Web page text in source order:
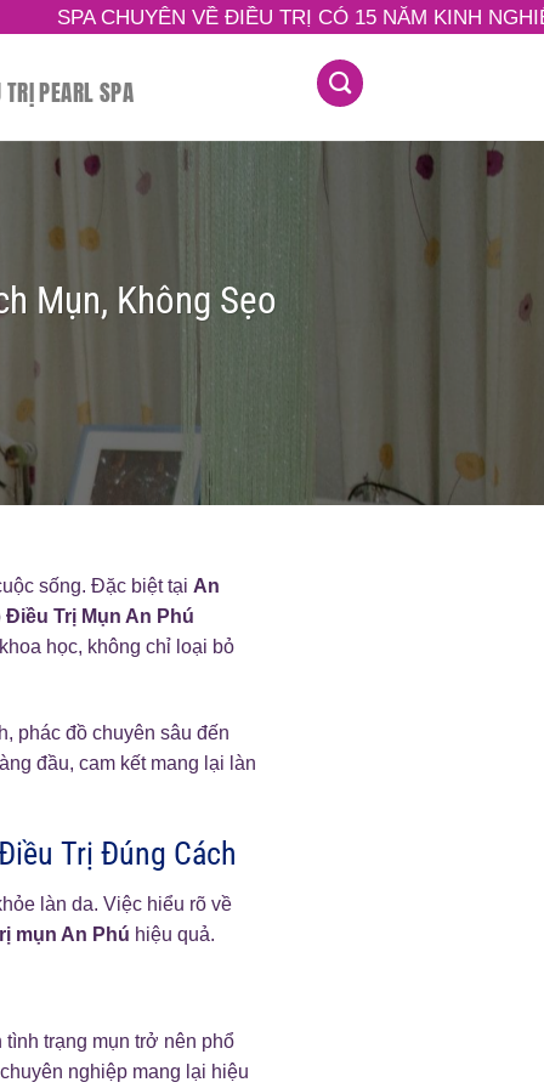
VỀ ĐIỀU TRỊ CÓ 15 NĂM KINH NGHIỆM TRONG
PEARL SPA
Mụn, Không Sẹo
sống. Đặc biệt tại An
Điều Trị Mụn An Phú
học, không chỉ loại bỏ
phác đồ chuyên sâu đến
đầu, cam kết mang lại làn
Trị Đúng Cách
làn da. Việc hiểu rõ về
mụn An Phú hiệu quả.
trạng mụn trở nên phổ
nghiệp mang lại hiệu